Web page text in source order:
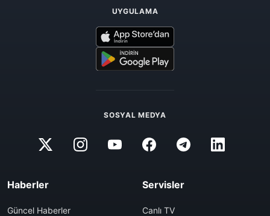
UYGULAMA
SOSYAL MEDYA
Haberler
Güncel Haberler
Servisler
Canlı TV